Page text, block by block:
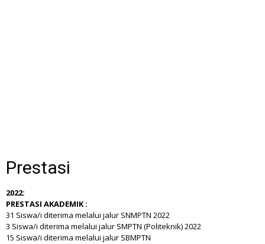
Prestasi
2022:
PRESTASI AKADEMIK :
31 Siswa/i diterima melalui jalur SNMPTN 2022
3 Siswa/i diterima melalui jalur SMPTN (Politeknik) 2022
15 Siswa/i diterima melalui jalur SBMPTN